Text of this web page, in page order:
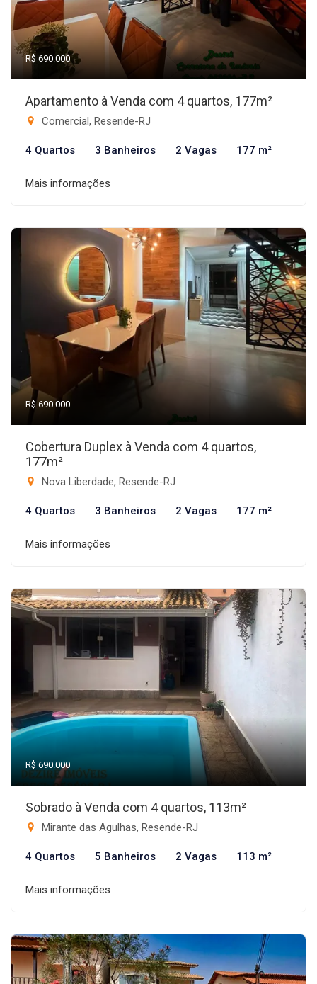
R$ 690.000
Apartamento à Venda com 4 quartos, 177m²
Comercial, Resende-RJ
4 Quartos 3 Banheiros 2 Vagas 177 m²
Mais informações
R$ 690.000
Cobertura Duplex à Venda com 4 quartos,
177m²
Nova Liberdade, Resende-RJ
4 Quartos 3 Banheiros 2 Vagas 177 m²
Mais informações
R$ 690.000
Sobrado à Venda com 4 quartos, 113m²
Mirante das Agulhas, Resende-RJ
4 Quartos 5 Banheiros 2 Vagas 113 m²
Mais informações